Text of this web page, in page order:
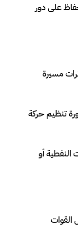
على دور
مسيرة
تنظيم حركة
النفطية أو
القوات